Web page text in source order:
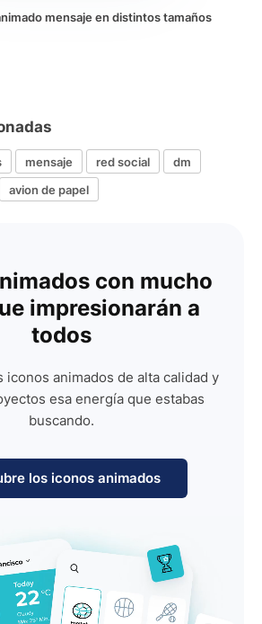
mensaje en distintos tamaños
mensaje red social
dm
avion de papel
con mucho
impresionarán a
todos
iconos animados de alta calidad y
esa energía que estabas
buscando.
los iconos animados